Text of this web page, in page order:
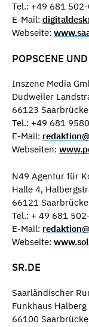
Tel.: +49 681
E-Mail:
Webseite:
POPSCENE
Inszene Media
Dudweiler
66123
Tel.: +49 681
E-Mail:
Webseiten:
N49 Agentur für
Halle 4,
66121
Tel.: + 49 681
E-Mail:
Webseite:
SR.DE
Saarländischer
Funkhaus Halberg
66100